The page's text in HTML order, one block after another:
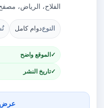
الفلاح، الرياض،
النوعدوام كامل
الموقع واضح
تاريخ النشر
عرض